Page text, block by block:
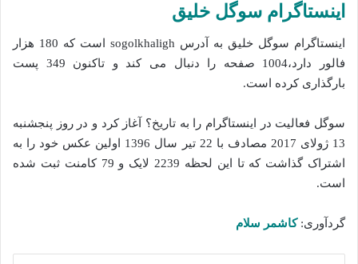
اینستاگرام سوگل خلیق
اینستاگرام سوگل خلیق به آدرس sogolkhaligh است که 180 هزار
فالور دارد،1004 صفحه را دنبال می کند و تاکنون 349 پست
بارگذاری کرده است.
سوگل فعالیت در اینستاگرام را به تاریخ؟ آغاز کرد و در روز پنجشنبه
13 ژولای 2017 مصادف با 22 تیر سال 1396 اولین عکس خود را به
اشتراک گذاشت که تا این لحظه 2239 لایک و 79 کامنت ثبت شده‌
است.
گردآوری:کاشمر سلام